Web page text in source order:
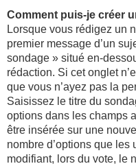
Comment puis-je créer
Lorsque vous rédigez un
premier message d’un
sondage » situé en-
rédaction. Si cet onglet
que vous n’ayez pas la
Saisissez le titre du
options dans les champs
être insérée sur une
nombre d’options que
modifiant, lors du vote, le